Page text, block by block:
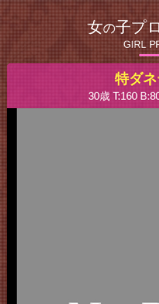
女の子プ
GIRL
特ダ
30歳 T:160